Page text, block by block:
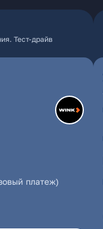
Тест-драйв
платеж)